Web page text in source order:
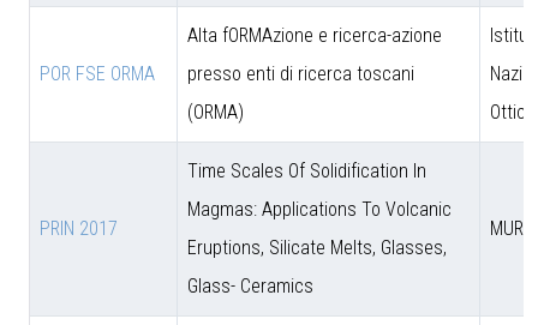
POR FSE ORMA
Alta fORMAzione e ricerca-azione
presso enti di ricerca toscani
(ORMA)
Ottica
PRIN 2017
Time Scales Of Solidification In
Magmas: Applications To Volcanic
Eruptions, Silicate Melts, Glasses,
Glass- Ceramics
MUR